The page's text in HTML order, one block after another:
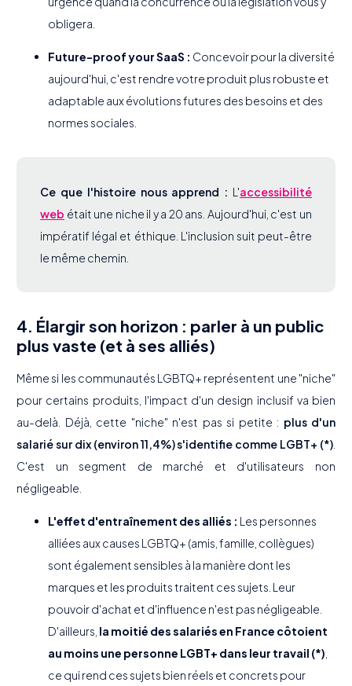
obligera.
Future-proof your SaaS : Concevoir pour la diversité
aujourd'hui, c'est rendre votre produit plus robuste et
adaptable aux évolutions futures des besoins et des
normes sociales.
Ce que l'histoire nous apprend : L'accessibilité
web était une niche il y a 20 ans. Aujourd'hui, c'est un
impératif légal et éthique. L'inclusion suit peut-être
le même chemin.
4. Élargir son horizon : parler à un public
plus vaste (et à ses alliés)
Même si les communautés LGBTQ+ représentent une "niche"
pour certains produits, l'impact d'un design inclusif va bien
au-delà. Déjà, cette "niche" n'est pas si petite : plus d'un
salarié sur dix (environ 11,4%) s'identifie comme LGBT+ (*)
C'est un segment de marché et d'utilisateurs non
négligeable.
L'effet d'entraînement des alliés : Les personnes
alliées aux causes LGBTQ+ (amis, famille, collègues)
sont également sensibles à la manière dont les
marques et les produits traitent ces sujets. Leur
pouvoir d'achat et d'influence n'est pas négligeable.
D'ailleurs, la moitié des salariés en France côtoient
au moins une personne LGBT+ dans leur travail (*)
ce qui rend ces sujets bien réels et concrets pour